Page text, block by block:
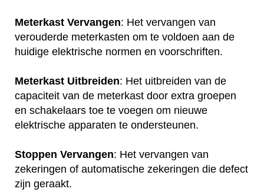
Meterkast Vervangen: Het vervangen van
verouderde meterkasten om te voldoen aan de
huidige elektrische normen en voorschriften.
Meterkast Uitbreiden: Het uitbreiden van de
capaciteit van de meterkast door extra groepen
en schakelaars toe te voegen om nieuwe
elektrische apparaten te ondersteunen.
Stoppen Vervangen: Het vervangen van
zekeringen of automatische zekeringen die defect
zijn geraakt.